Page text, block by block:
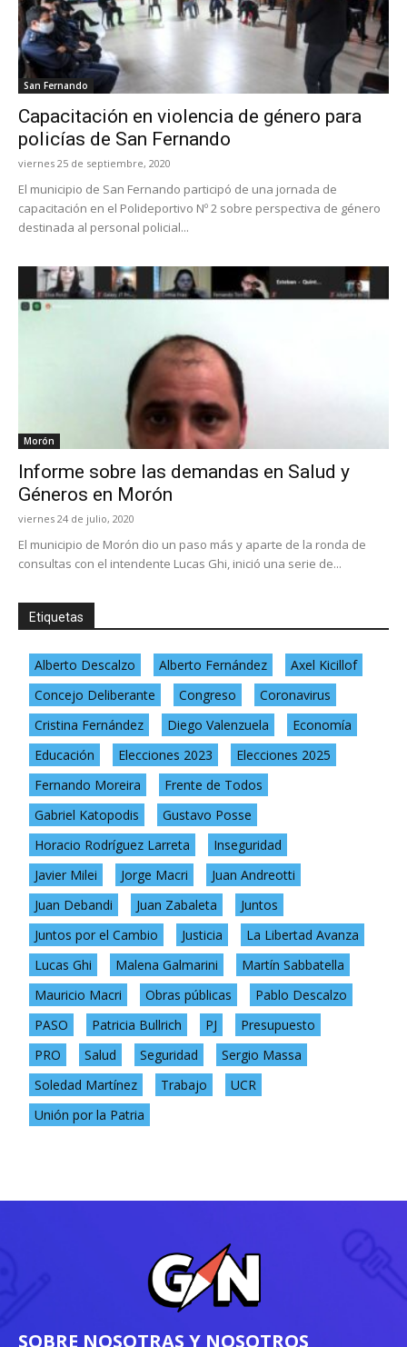
San Fernando
Capacitación en violencia de género para
policías de San Fernando
viernes 25 de septiembre, 2020
El municipio de San Fernando participó de una jornada de
capacitación en el Polideportivo Nº 2 sobre perspectiva de género
destinada al personal policial...
Morón
Informe sobre las demandas en Salud y
Géneros en Morón
viernes 24 de julio, 2020
El municipio de Morón dio un paso más y aparte de la ronda de
consultas con el intendente Lucas Ghi, inició una serie de...
Etiquetas
Alberto Descalzo Alberto Fernández
Axel Kicillof
Concejo Deliberante
Congreso
Coronavirus
Cristina Fernández
Diego Valenzuela
Economía
Educación
Elecciones 2023
Elecciones 2025
Fernando Moreira
Frente de Todos
Gabriel Katopodis
Gustavo Posse
Horacio Rodríguez Larreta
Inseguridad
Javier Milei
Jorge Macri
Juan Andreotti
Juan Debandi
Juan Zabaleta
Juntos
Juntos por el Cambio
Justicia
La Libertad Avanza
Lucas Ghi
Malena Galmarini
Martín Sabbatella
Mauricio Macri
Obras públicas
Pablo Descalzo
PASO
Patricia Bullrich PJ
Presupuesto
PRO
Salud Seguridad
Sergio Massa
Soledad Martínez
Trabajo
UCR
Unión por la Patria
SOBRE NOSOTRAS Y NOSOTROS